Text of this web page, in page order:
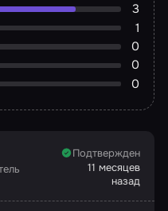
3
1
0
0
0
Подтвержден
11 месяцев
назад